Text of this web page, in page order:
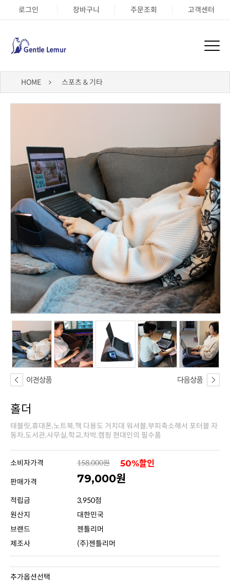
로그인 장바구니 주문조회 고객센터
HOME 스포츠 & 기타
홀더
동차,도서관,사무실,학교,차박,캠핑 현대인의 필수품
소비자가격 158,000원 50%할인
판매가격 79,000원
적립금
3,950점
원산지
대한민국
브랜드
젠틀리머
제조사
(주)젠틀리머
추가옵션선택